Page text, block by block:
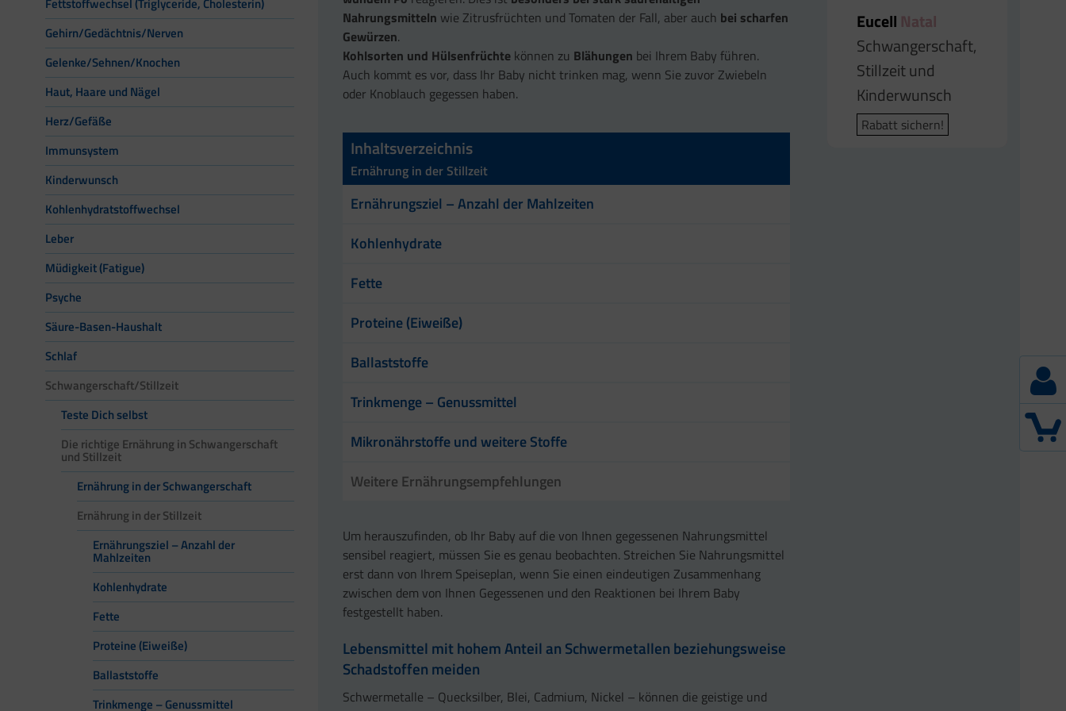
Fettstoffwechsel (Triglyceride, Cholesterin)
Gehirn/Gedächtnis/Nerven
Gelenke/Sehnen/Knochen
Haut, Haare und Nägel
Herz/Gefäße
Immunsystem
Kinderwunsch
Kohlenhydratstoffwechsel
Leber
Müdigkeit (Fatigue)
Psyche
Säure-Basen-Haushalt
Schlaf
Schwangerschaft/Stillzeit
Teste Dich selbst
Die richtige Ernährung in Schwangerschaft
und Stillzeit
Ernährung in der Schwangerschaft
Ernährung in der Stillzeit
Ernährungsziel – Anzahl der
Mahlzeiten
Kohlenhydrate
Fette
Proteine (Eiweiße)
Ballaststoffe
Trinkmenge – Genussmittel
Nahrungsmitteln wie Zitrusfrüchten und Tomaten der Fall, aber auch bei scharfen
Gewürzen.
Kohlsorten und Hülsenfrüchte können zu Blähungen bei Ihrem Baby führen.
Auch kommt es vor, dass Ihr Baby nicht trinken mag, wenn Sie zuvor Zwiebeln
oder Knoblauch gegessen haben.
Inhaltsverzeichnis
Ernährung in der Stillzeit
Ernährungsziel – Anzahl der Mahlzeiten
Kohlenhydrate
Fette
Proteine (Eiweiße)
Ballaststoffe
Trinkmenge – Genussmittel
Mikronährstoffe und weitere Stoffe
Weitere Ernährungsempfehlungen
Um herauszufinden, ob Ihr Baby auf die von Ihnen gegessenen Nahrungsmittel
sensibel reagiert, müssen Sie es genau beobachten. Streichen Sie Nahrungsmittel
erst dann von Ihrem Speiseplan, wenn Sie einen eindeutigen Zusammenhang
zwischen dem von Ihnen Gegessenen und den Reaktionen bei Ihrem Baby
festgestellt haben.
Lebensmittel mit hohem Anteil an Schwermetallen beziehungsweise
Schadstoffen meiden
Schwermetalle – Quecksilber, Blei, Cadmium, Nickel – können die geistige und
Eucell Natal
Schwangerschaft,
Stillzeit und
Kinderwunsch
Rabatt sichern!
Eucell Probiot
Für die
Darmgesundheit
Rabatt sichern!
Eucell Magnesium-,
Kaliumcitrat Plus
Energie | Herz |
Muskeln
Rabatt sichern!
Eucell Omega
Omega-3-
Fettsäuren
Rabatt sichern!